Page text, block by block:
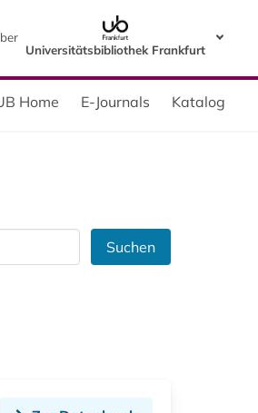
Universitätsbibliothek Frankfurt
Home E-Journals Katalog
Suchen